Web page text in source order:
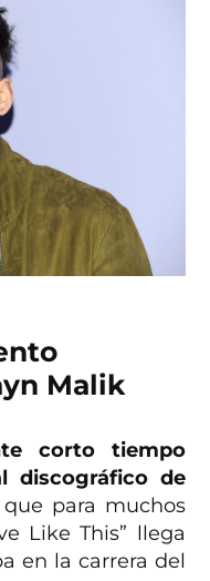
Malik
corto tiempo
discográfico de
para muchos
Like This” llega
en la carrera del